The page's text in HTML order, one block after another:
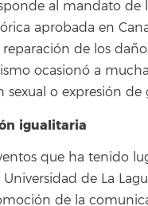
al mandato de
aprobada en
de los
ocasionó a
sexual o expresión de
igualitaria
que ha tenido
de La
de la